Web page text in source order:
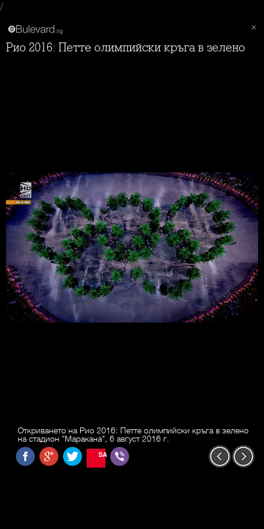
/
Рио 2016: Петте олимпийски кръга в зелено
Откриването на Рио 2016: Петте олимпийски кръга в зелено
на стадион "Маракана", 6 август 2016 г.
SAVE